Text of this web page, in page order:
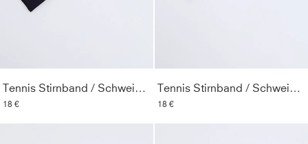
Tennis Stirnband / Schweißband, schwarz
18 €
Tennis Stirnband / Schweißband, kobaltblau
18 €